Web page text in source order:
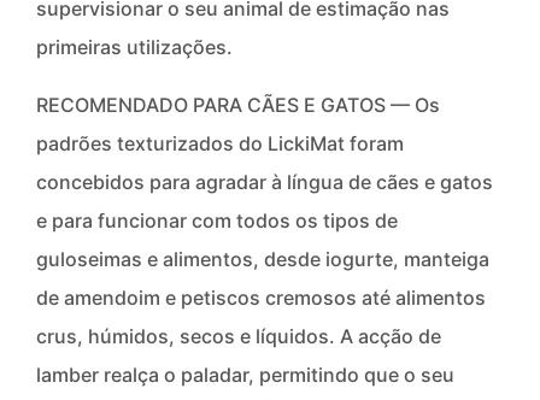
supervisionar o seu animal de estimação nas
primeiras utilizações.
RECOMENDADO PARA CÃES E GATOS — Os
padrões texturizados do LickiMat foram
concebidos para agradar à língua de cães e gatos
e para funcionar com todos os tipos de
guloseimas e alimentos, desde iogurte, manteiga
de amendoim e petiscos cremosos até alimentos
crus, húmidos, secos e líquidos. A acção de
lamber realça o paladar, permitindo que o seu